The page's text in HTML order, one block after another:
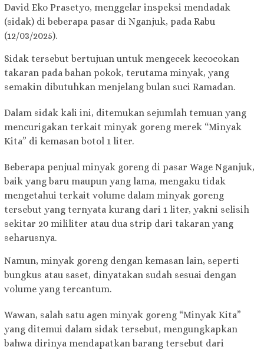
David Eko Prasetyo, menggelar inspeksi mendadak
(sidak) di beberapa pasar di Nganjuk, pada Rabu
(12/03/2025).
Sidak tersebut bertujuan untuk mengecek kecocokan
takaran pada bahan pokok, terutama minyak, yang
semakin dibutuhkan menjelang bulan suci Ramadan.
Dalam sidak kali ini, ditemukan sejumlah temuan yang
mencurigakan terkait minyak goreng merek “Minyak
Kita” di kemasan botol 1 liter.
Beberapa penjual minyak goreng di pasar Wage Nganjuk,
baik yang baru maupun yang lama, mengaku tidak
mengetahui terkait volume dalam minyak goreng
tersebut yang ternyata kurang dari 1 liter, yakni selisih
sekitar 20 mililiter atau dua strip dari takaran yang
seharusnya.
Namun, minyak goreng dengan kemasan lain, seperti
bungkus atau saset, dinyatakan sudah sesuai dengan
volume yang tercantum.
Wawan, salah satu agen minyak goreng “Minyak Kita”
yang ditemui dalam sidak tersebut, mengungkapkan
bahwa dirinya mendapatkan barang tersebut dari